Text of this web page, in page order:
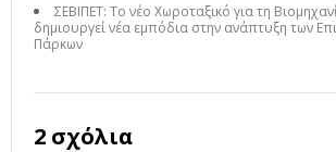
ΣΕΒΙΠΕΤ: Το νέο Χωροταξικό για τη
δημιουργεί νέα εμπόδια στην ανάπτυξη των
Πάρκων
2 σχόλια